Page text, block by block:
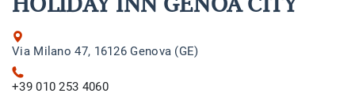
Via Milano 47, 16126 Genova (GE)
+39 010 253 4060